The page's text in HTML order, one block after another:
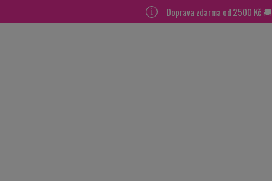
Doprava zdarma od 2500 Kč 🚚